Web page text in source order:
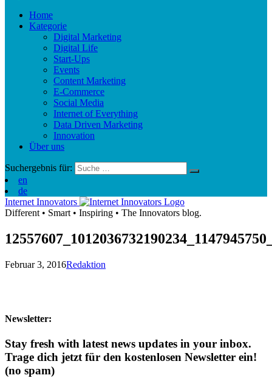
Home
Kategorie
Digital Marketing
Digital Life
Start-Ups
Events
Content Marketing
E-Commerce
Social Media
Internet of Everything
Data Driven Marketing
Innovation
Über uns
Suchergebnis für:
en
de
Internet Innovators
Different • Smart • Inspiring • The Innovators blog.
Februar 3, 2016Redaktion
Newsletter:
Stay fresh with latest news updates in your inbox.
Trage dich jetzt für den kostenlosen Newsletter ein!
(no spam)